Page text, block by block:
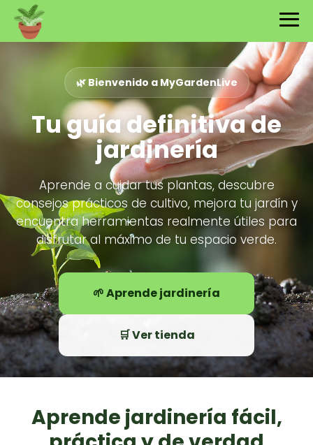
🌿 Bienvenido a MyGardenLive
Tu guía definitiva de
jardinería
Aprende a cuidar tus plantas, descubre
consejos prácticos de cultivo, mejora tu jardín y
encuentra herramientas realmente útiles para
disfrutar al máximo de tu espacio verde.
🌱 Aprende jardinería
🛒 Ver tienda
Aprende jardinería fácil,